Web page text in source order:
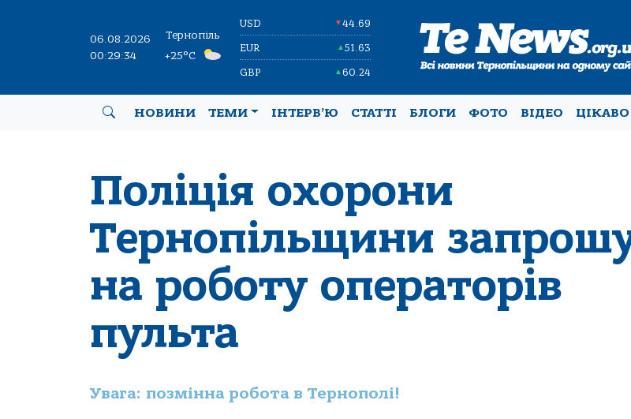
06.08.2026
00:29:35
Тернопіль
+25°C
USD ▼44.69
EUR ▲51.63
GBP ▲60.24
НОВИНИ ТЕМИ ІНТЕРВ’Ю СТАТТІ БЛОГИ ФОТО ВІДЕО ЦІКАВО
Поліція охорони
Тернопільщини
на роботу операторів
пульта
Увага: позмінна робота в Тернополі!